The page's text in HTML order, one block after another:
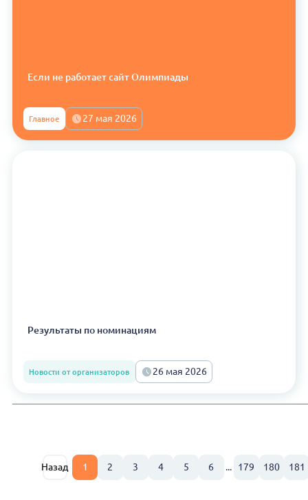
Если не работает сайт Олимпиады
Главное 27 мая 2026
Результаты по номинациям
Новости от организаторов 26 мая 2026
Назад 1 2 3 4 5 6 ... 179 180 181